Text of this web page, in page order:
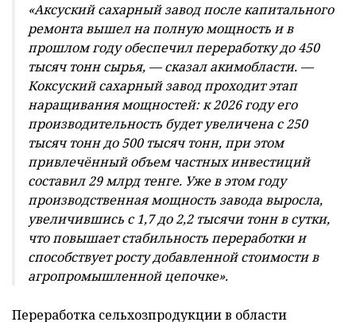
«Аксускийсахарный завод после капитального
ремонта вышел на полную мощность и в
прошлом году обеспечил переработку до 450
тысяч тонн сырья, — сказалакимобласти. —
Коксускийсахарный завод проходит этап
наращивания мощностей: к 2026 году его
производительность будет увеличена с 250
тысяч тонн до 500 тысяч тонн, при этом
привлечённый объем частных инвестиций
составил 29 млрдтенге. Уже в этом году
производственная мощность завода выросла,
увеличившись с 1,7 до 2,2 тысячи тонн в сутки,
что повышает стабильность переработки и
способствует росту добавленной стоимости в
агропромышленной цепочке».
Переработка сельхозпродукции в области